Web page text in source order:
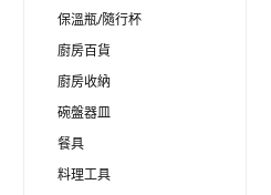
保溫瓶/隨行杯
廚房百貨
廚房收納
碗盤器皿
餐具
料理工具